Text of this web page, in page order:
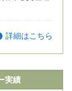
詳細はこちら
実績